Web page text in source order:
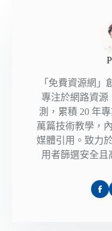
「免費資源網」
專注於網路資源
測，累積 20 年
萬篇技術教學，
媒體引用。致力
用者篩選安全且